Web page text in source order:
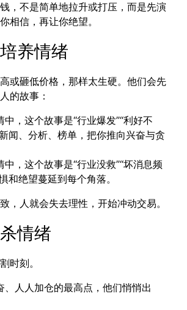
，不是简单地拉升或打压，而是先演
信，再让你绝望。
养情绪
或砸低价格，那样太生硬。他们会先
的故事：
中，这个故事是“行业爆发”“利好不
闻、分析、榜单，把你推向兴奋与贪
中，这个故事是“行业没救”“坏消息频
和绝望蔓延到每个角落。
，人就会失去理性，开始冲动交易。
情绪
时刻。
、人人加仓的最高点，他们悄悄出